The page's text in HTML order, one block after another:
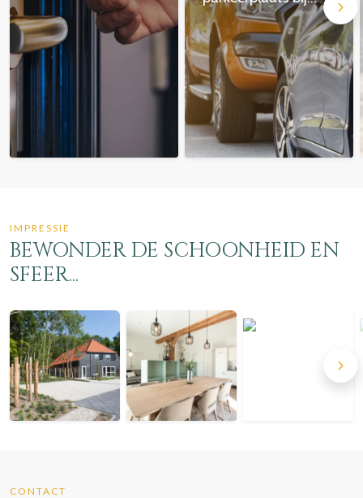
inbegrepen
IMPRESSIE
BEWONDER DE SCHOONHEID EN
SFEER...
CONTACT